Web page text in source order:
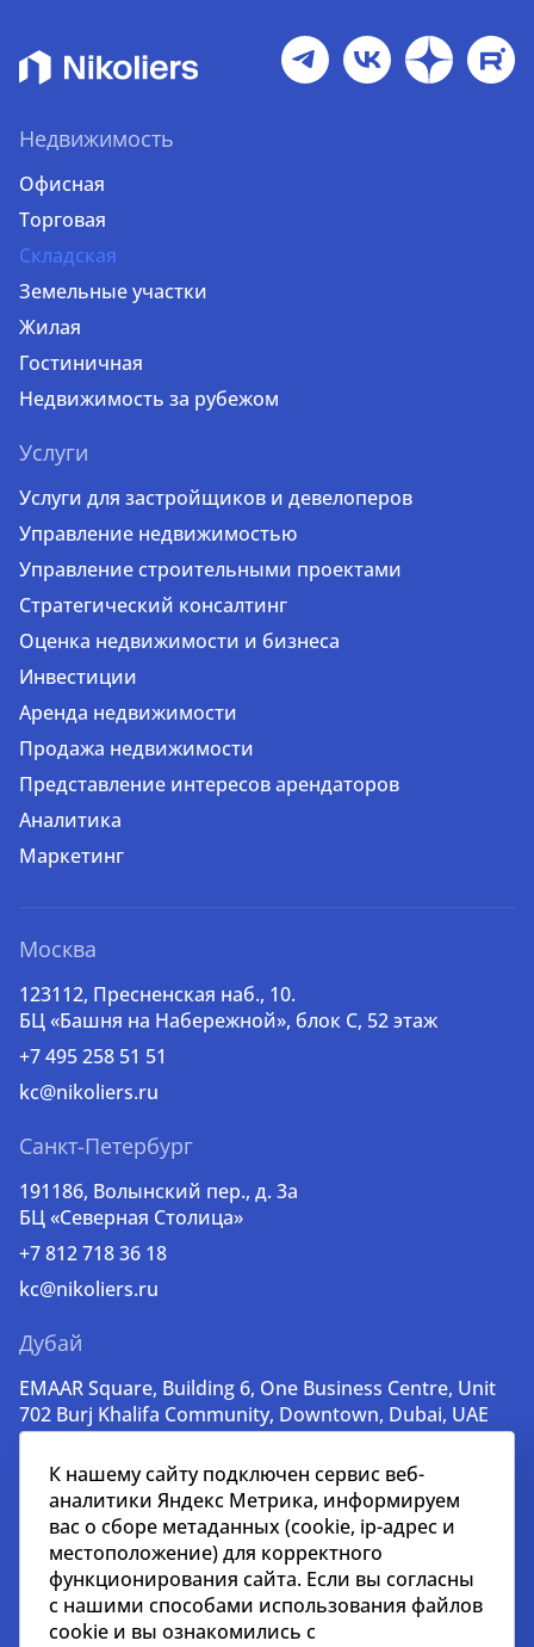
Недвижимость
Офисная
Торговая
Складская
Земельные участки
Жилая
Гостиничная
Недвижимость за рубежом
Услуги
Услуги для застройщиков и девелоперов
Управление недвижимостью
Управление строительными проектами
Стратегический консалтинг
Оценка недвижимости и бизнеса
Инвестиции
Аренда недвижимости
Продажа недвижимости
Представление интересов арендаторов
Аналитика
Маркетинг
Москва
123112, Пресненская наб., 10.
БЦ «Башня на Набережной», блок С, 52 этаж
+7 495 258 51 51
kc@nikoliers.ru
Санкт-Петербург
191186, Волынский пер., д. 3a
БЦ «Северная Столица»
+7 812 718 36 18
kc@nikoliers.ru
Дубай
EMAAR Square, Building 6, One Business Centre, Unit
702 Burj Khalifa Community, Downtown, Dubai, UAE
lead@nikoliers-global.com
© nikoliers.ru 1994 - 2026
Все права защищены
Информация, представленная на странице, носит
К нашему сайту подключен сервис веб-
аналитики Яндекс Метрика, информируем
вас о сборе метаданных (cookie, ip-адрес и
местоположение) для корректного
функционирования сайта. Если вы согласны
с нашими способами использования файлов
cookie и вы ознакомились с